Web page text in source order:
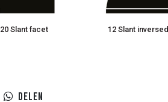
20 Slant facet 12 Slant inversed
Delen